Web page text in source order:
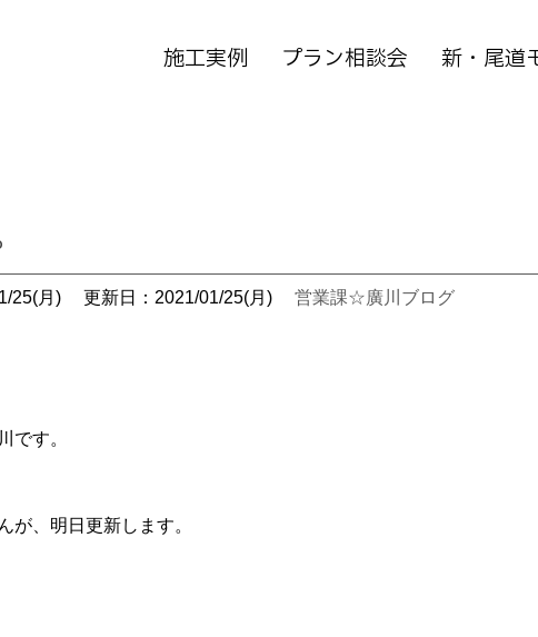
施工実例 プラン相談会 新・尾道
25(月) 更新日：2021/01/25(月) 営業課☆廣川ブログ
です。
が、明日更新します。